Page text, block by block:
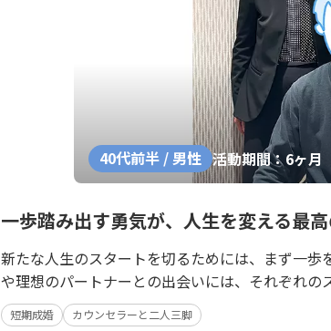
40代前半 / 男性 活動期間：6ヶ月
一歩踏み出す勇気が、人生を変える最
新たな人生のスタートを切るためには、まず一
や理想のパートナーとの出会いには、それぞれの
短期成婚 カウンセラーと二人三脚